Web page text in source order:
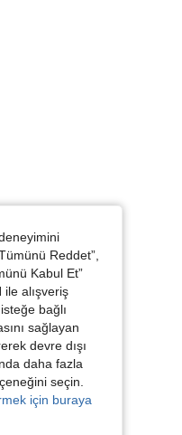
Reddet”,
Kabul Et”
alışveriş
bağlı
sağlayan
devre dışı
daha fazla
seçin.
için buraya